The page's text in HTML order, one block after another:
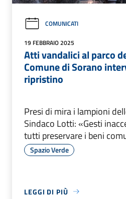
COMUNICATI
19 FEBBRAIO 2025
Atti vandalici al parco
Comune di Sorano
ripristino
Presi di mira i lampioni
Sindaco Lotti: «Gesti
tutti preservare i beni
Spazio Verde
LEGGI DI PIÙ